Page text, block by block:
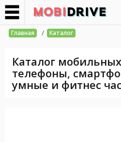
Главная / Каталог
Каталог
телефоны,
умные и фитнес